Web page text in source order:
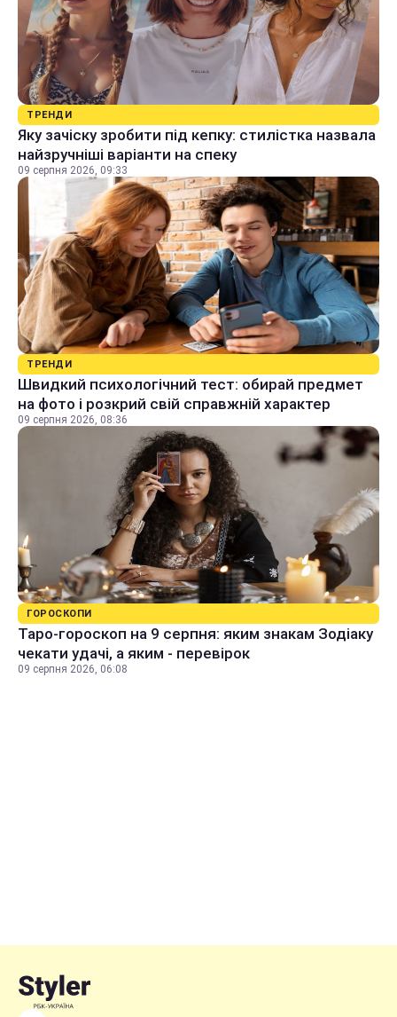
ТРЕНДИ
Яку зачіску зробити під кепку: стилістка назвала
найзручніші варіанти на спеку
09 серпня 2026, 09:33
ТРЕНДИ
Швидкий психологічний тест: обирай предмет
на фото і розкрий свій справжній характер
09 серпня 2026, 08:36
ГОРОСКОПИ
Таро-гороскоп на 9 серпня: яким знакам Зодіаку
чекати удачі, а яким - перевірок
09 серпня 2026, 06:08